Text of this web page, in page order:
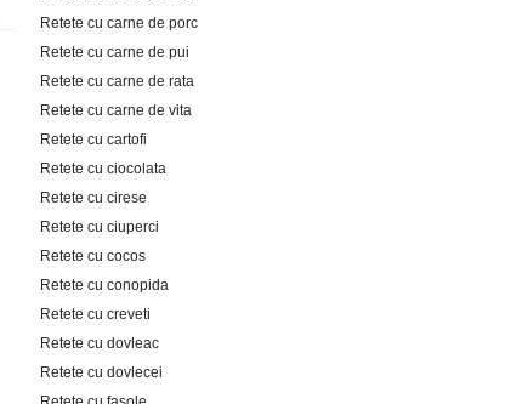
Retete cu carne de porc
Retete cu carne de pui
Retete cu carne de rata
Retete cu carne de vita
Retete cu cartofi
Retete cu ciocolata
Retete cu cirese
Retete cu ciuperci
Retete cu cocos
Retete cu conopida
Retete cu creveti
Retete cu dovleac
Retete cu dovlecei